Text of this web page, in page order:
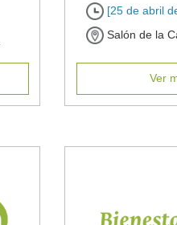
[25 de abril
Salón de la
Ver